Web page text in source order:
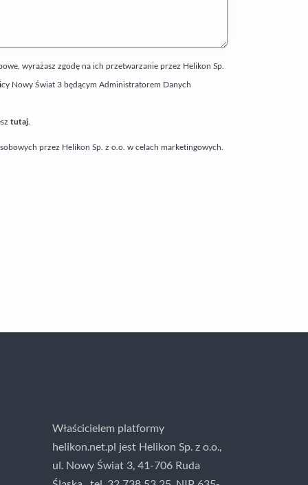
wyrażasz zgodę na ich przetwarzanie przez Helikon Sp.
Nowy Świat 3 będącym Administratorem Danych
tutaj.
przez Helikon Sp. z o.o. w celach marketingowych.
Właścicielem platformy
helikon.net.pl jest Helikon Sp. z o.o.,
ul. Nowy Świat 3, 41-706 Ruda